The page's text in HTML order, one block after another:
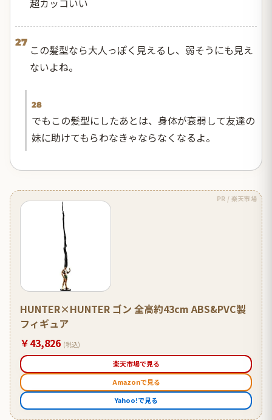
超カッコいい
27
この髪型なら大人っぽく見えるし、弱そうにも見え
ないよね。
28
でもこの髪型にしたあとは、身体が衰弱して友達の
妹に助けてもらわなきゃならなくなるよ。
PR / 楽天市場
HUNTER×HUNTER ゴン 全高約43cm ABS&PVC製
フィギュア
￥43,826 (税込)
楽天市場で見る
Amazonで見る
Yahoo!で見る